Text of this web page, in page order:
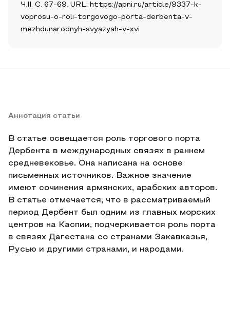
Ч.II. С. 67-69. URL: https://apni.ru/article/9337-k-
voprosu-o-roli-torgovogo-porta-derbenta-v-
mezhdunarodnyh-svyazyah-v-xvi
Аннотация статьи
В статье освещается роль торгового порта
Дербента в международных связях в раннем
средневековье. Она написана на основе
письменных источников. Важное значение
имеют сочинения армянских, арабских авторов.
В статье отмечается, что в рассматриваемый
период Дербент был одним из главных морских
центров на Каспии, подчеркивается роль порта
в связях Дагестана со странами Закавказья,
Русью и другими странами, и народами.